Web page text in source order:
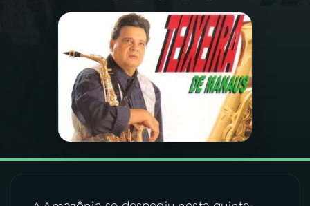
PROGRAMAÇÃO
PROGRAMAS
PODCASTS